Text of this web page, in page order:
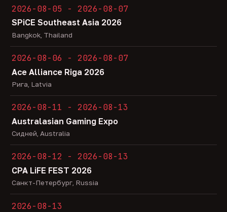
2026-08-05 - 2026-08-07
SPiCE Southeast Asia 2026
Bangkok, Thailand
2026-08-06 - 2026-08-07
Ace Alliance Riga 2026
Рига, Latvia
2026-08-11 - 2026-08-13
Australasian Gaming Expo
Сидней, Australia
2026-08-12 - 2026-08-13
CPA LiFE FEST 2026
Санкт-Петербург, Russia
2026-08-13